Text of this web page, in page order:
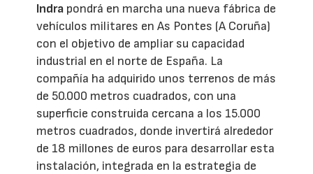
Indra pondrá en marcha una nueva fábrica de
vehículos militares en As Pontes (A Coruña)
con el objetivo de ampliar su capacidad
industrial en el norte de España. La
compañía ha adquirido unos terrenos de más
de 50.000 metros cuadrados, con una
superficie construida cercana a los 15.000
metros cuadrados, donde invertirá alrededor
de 18 millones de euros para desarrollar esta
instalación, integrada en la estrategia de